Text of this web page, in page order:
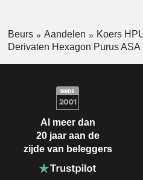
Beurs Aandelen
Koers
Derivaten Hexagon Purus ASA
Al meer dan
20 jaar aan de
zijde van beleggers